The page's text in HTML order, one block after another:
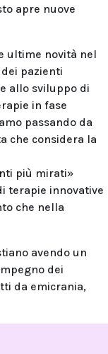
apre nuove
ultime novità nel
pazienti
allo sviluppo di
in fase
passando da
che considera la
più mirati»
terapie innovative
che nella
avendo un
dei
da emicrania,